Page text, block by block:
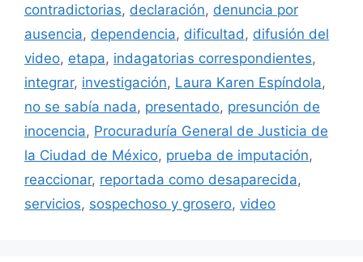
contradictorias, declaración, denuncia por
ausencia, dependencia, dificultad, difusión del
video, etapa, indagatorias correspondientes,
integrar, investigación, Laura Karen Espíndola,
no se sabía nada, presentado, presunción de
inocencia, Procuraduría General de Justicia de
la Ciudad de México, prueba de imputación,
reaccionar, reportada como desaparecida,
servicios, sospechoso y grosero, video